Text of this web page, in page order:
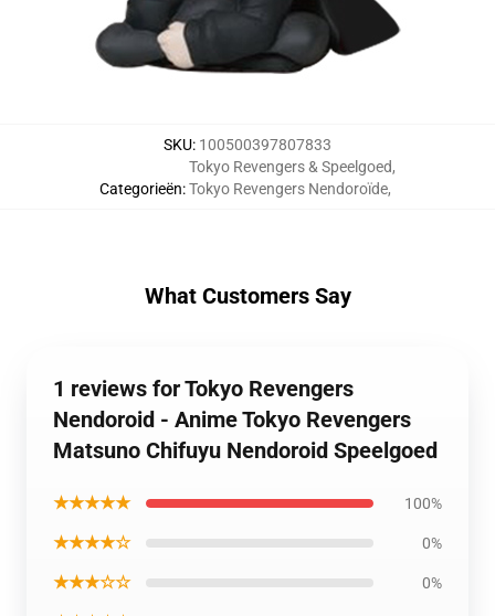
SKU: 100500397807833
Categorieën:
Tokyo Revengers & Speelgoed,
Tokyo Revengers Nendoroïde,
What Customers Say
1 reviews for Tokyo Revengers
Nendoroid - Anime Tokyo Revengers
Matsuno Chifuyu Nendoroid Speelgoed
★★★★★ 100%
★★★★☆ 0%
★★★☆☆ 0%